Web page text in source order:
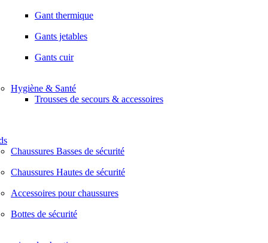
Gant thermique
Gants jetables
Gants cuir
Hygiène & Santé
Trousses de secours & accessoires
Chaussures Basses de sécurité
Chaussures Hautes de sécurité
Accessoires pour chaussures
Bottes de sécurité